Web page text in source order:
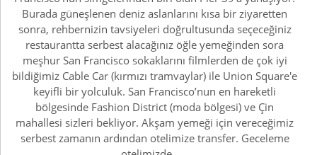
Burada güneşlenen deniz aslanlarını kısa bir ziyaretten
sonra, rehbernizin tavsiyeleri doğrultusunda seçeceğiniz
restaurantta serbest alacağınız öğle yemeğinden sora
meşhur San Francisco sokaklarını filmlerden de çok iyi
bildiğimiz Cable Car (kırmızı tramvaylar) ile Union Square'e
keyifli bir yolculuk. San Francisco’nun en hareketli
bölgesinde Fashion District (moda bölgesi) ve Çin
mahallesi sizleri bekliyor. Akşam yemeği için vereceğimiz
serbest zamanın ardından otelimize transfer. Geceleme